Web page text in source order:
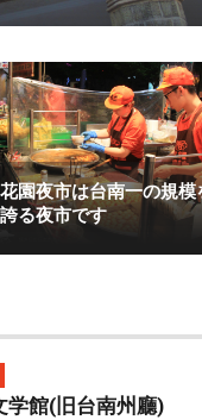
花園夜市は台南一の規模
誇る夜市です
学館(旧台南州廳)